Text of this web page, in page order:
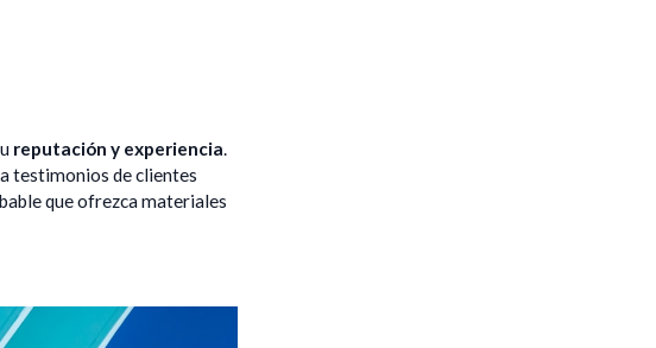
reputación y experiencia.
testimonios de clientes
que ofrezca materiales